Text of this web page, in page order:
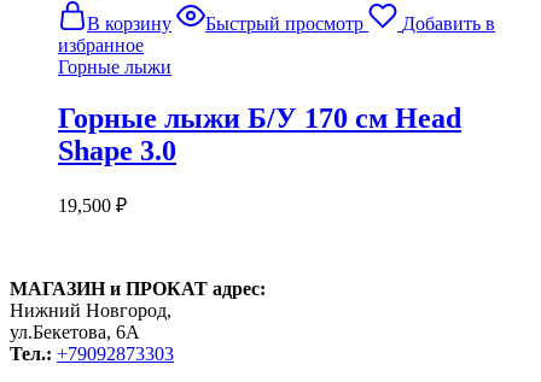
В корзину Быстрый просмотр
Добавить в
избранное
Горные лыжи
Горные лыжи Б/У 170 см Head
Shape 3.0
19,500 ₽
МАГАЗИН и ПРОКАТ адрес:
Нижний Новгород,
ул.Бекетова, 6А
Тел.: +79092873303